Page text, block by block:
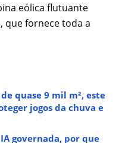
eólica flutuante
que fornece toda a
quase 9 mil m², este
jogos da chuva e
governada, por que